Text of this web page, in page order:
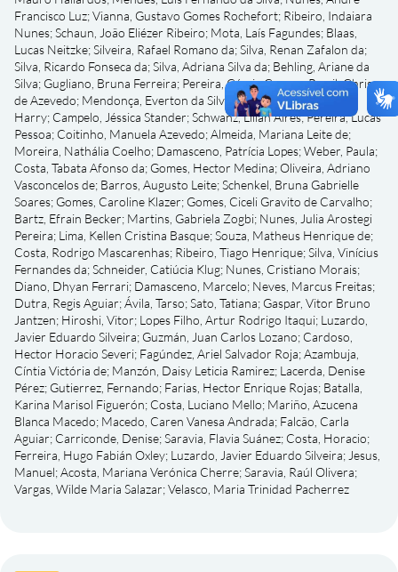
Francisco Luz;Vianna, Gustavo Gomes Rochefort; Ribeiro, Indaiara
Nunes;Schaun, João Eliézer Ribeiro; Mota, Laís Fagundes; Blaas,
Lucas Neitzke;Silveira, Rafael Romano da;Silva, Renan Zafalon da;
Silva, Ricardo Fonseca da;Silva, Adriana Silva da; Behling, Ariane da
Silva; Gugliano, Bruna Ferreira; Pereira, Cássia Correa;Ramil, Chris
de Azevedo; Mendonça, Everton da Silveira;Luersen, Eduardo
Harry; Campelo, Jéssica Stander;Schwanz, Lílian Aires;Pereira, Lucas
Pessoa; Coitinho, Manuela Azevedo;Almeida, Mariana Leite de;
Moreira, Nathália Coelho; Damasceno, Patrícia Lopes;Weber, Paula;
Costa, Tabata Afonso da; Gomes, Hector Medina;Oliveira, Adriano
Vasconcelos de; Barros, Augusto Leite;Schenkel, Bruna Gabrielle
Soares; Gomes, Caroline Klazer; Gomes, Ciceli Gravito de Carvalho;
Bartz, Efrain Becker; Martins, Gabriela Zogbi; Nunes, Julia Arostegi
Pereira; Lima, Kellen Cristina Basque;Souza, Matheus Henrique de;
Costa, Rodrigo Mascarenhas; Ribeiro, Tiago Henrique;Silva, Vinícius
Fernandes da;Schneider, Catiúcia Klug; Nunes, Cristiano Morais;
Diano, Dhyan Ferrari; Damasceno, Marcelo; Neves, Marcus Freitas;
Dutra, Regis Aguiar;Ávila, Tarso;Sato, Tatiana; Gaspar, Vitor Bruno
Jantzen; Hiroshi, Vitor; Lopes Filho, Artur Rodrigo Itaqui; Luzardo,
Javier Eduardo Silveira; Guzmán, Juan Carlos Lozano; Cardoso,
Hector Horacio Severi; Fagúndez, Ariel Salvador Roja;Azambuja,
Cíntia Victória de; Manzón, Daisy Leticia Ramirez; Lacerda, Denise
Pérez; Gutierrez, Fernando; Farias, Hector Enrique Rojas; Batalla,
Karina Marisol Figuerón; Costa, Luciano Mello; Mariño, Azucena
Blanca Macedo; Macedo, Caren Vanesa Andrada; Falcão, Carla
Aguiar; Carriconde, Denise;Saravia, Flavia Suánez; Costa, Horacio;
Ferreira, Hugo Fabián Oxley; Luzardo, Javier Eduardo Silveira; Jesus,
Manuel;Acosta, Mariana Verónica Cherre;Saravia, Raúl Olivera;
Vargas, Wilde Maria Salazar;Velasco, Maria Trinidad Pacherrez